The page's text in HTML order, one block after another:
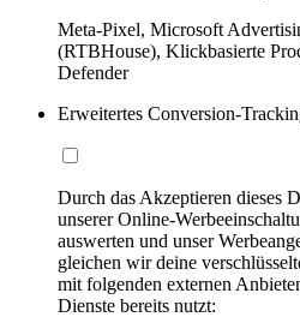
Meta-Pixel, Microsoft
(RTBHouse), Klickbasierte
Defender
Erweitertes Conversion-
Durch das Akzeptieren dieses
unserer Online-
auswerten und unser
gleichen wir deine
mit folgenden externen
Dienste bereits nutzt: